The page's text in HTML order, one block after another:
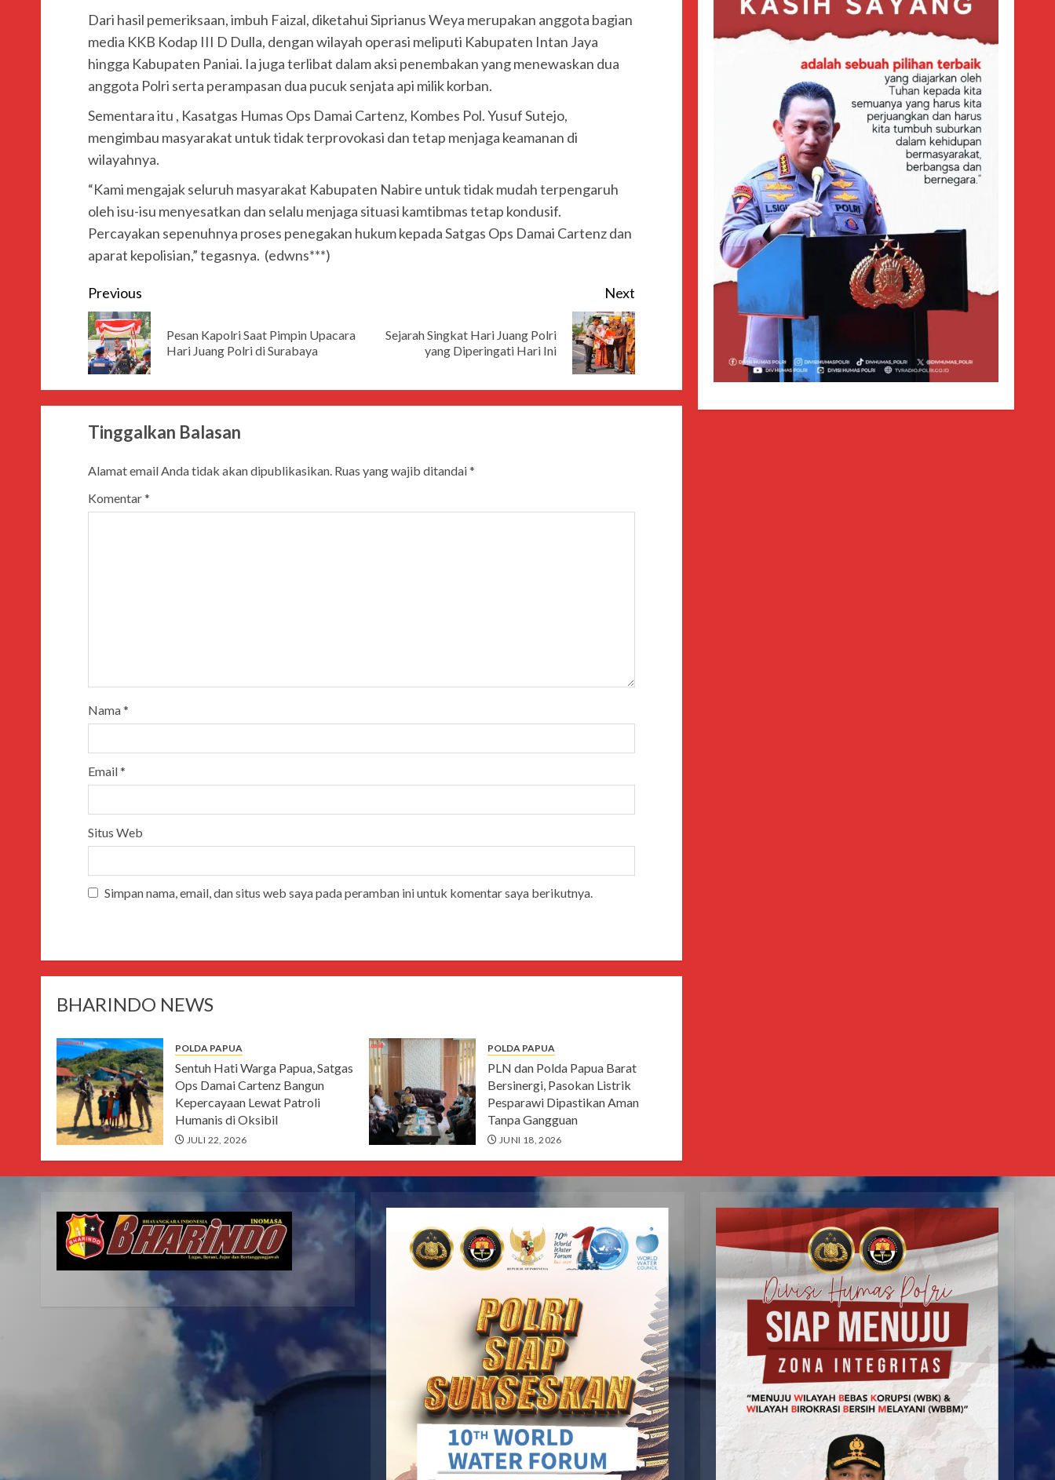
Dari hasil pemeriksaan, imbuh Faizal, diketahui Siprianus Weya merupakan anggota bagian
media KKB Kodap III D Dulla, dengan wilayah operasi meliputi Kabupaten Intan Jaya
hingga Kabupaten Paniai. Ia juga terlibat dalam aksi penembakan yang menewaskan dua
anggota Polri serta perampasan dua pucuk senjata api milik korban.
Sementara itu , Kasatgas Humas Ops Damai Cartenz, Kombes Pol. Yusuf Sutejo,
mengimbau masyarakat untuk tidak terprovokasi dan tetap menjaga keamanan di
wilayahnya.
“Kami mengajak seluruh masyarakat Kabupaten Nabire untuk tidak mudah terpengaruh
oleh isu-isu menyesatkan dan selalu menjaga situasi kamtibmas tetap kondusif.
Percayakan sepenuhnya proses penegakan hukum kepada Satgas Ops Damai Cartenz dan
aparat kepolisian,” tegasnya. (edwns***)
Previous
Pesan Kapolri Saat Pimpin Upacara
Hari Juang Polri di Surabaya
Next
Sejarah Singkat Hari Juang Polri
yang Diperingati Hari Ini
Tinggalkan Balasan
Alamat email Anda tidak akan dipublikasikan. Ruas yang wajib ditandai*
Komentar*
Nama*
Email*
Situs Web
Simpan nama, email, dan situs web saya pada peramban ini untuk komentar saya berikutnya.
BHARINDO NEWS
POLDA PAPUA
Sentuh Hati Warga Papua, Satgas
Ops Damai Cartenz Bangun
Kepercayaan Lewat Patroli
Humanis di Oksibil
JULI 22, 2026
POLDA PAPUA
PLN dan Polda Papua Barat
Bersinergi, Pasokan Listrik
Pesparawi Dipastikan Aman
Tanpa Gangguan
JUNI 18, 2026